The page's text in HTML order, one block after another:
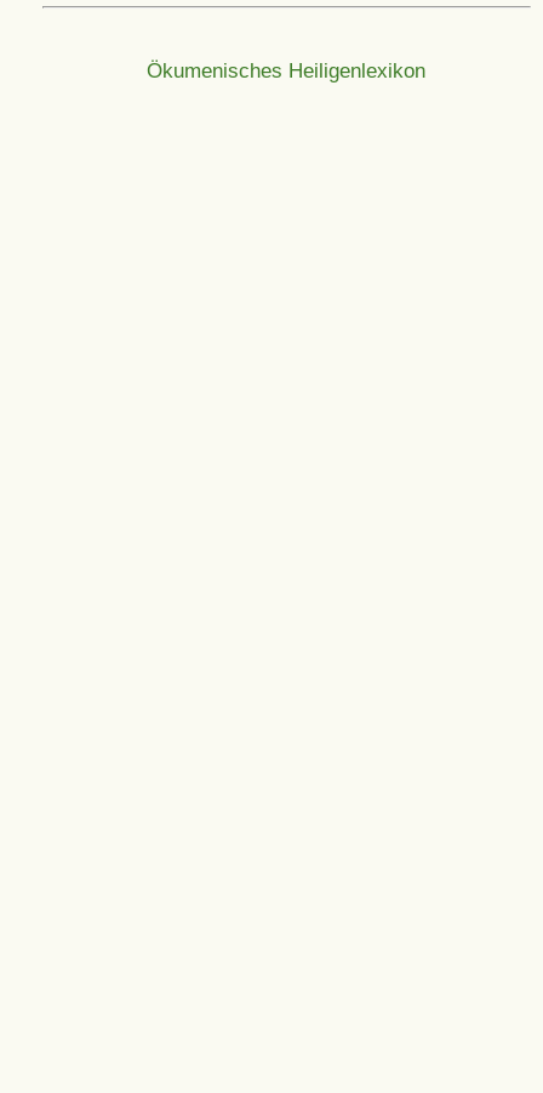
Ökumenisches Heiligenlexikon